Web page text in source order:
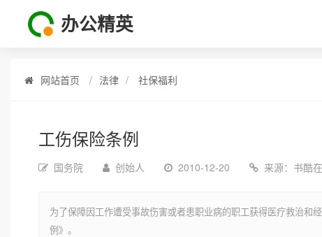
办公精英
网站首页 法律 社保福利
工伤保险条例
国务院 创始人 2010-12-20 来源： 书酷
为了保障因工作遭受事故伤害或者患职业病的职工获得医疗救治和
例》。